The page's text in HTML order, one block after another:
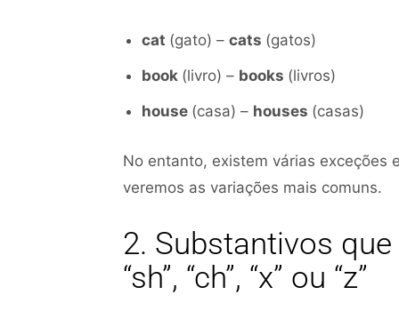
cat (gato) – cats (gatos)
book (livro) – books (livros)
house (casa) – houses (casas)
No entanto, existem várias exceções
veremos as variações mais comuns.
2. Substantivos que
“sh”, “ch”, “x” ou “z”